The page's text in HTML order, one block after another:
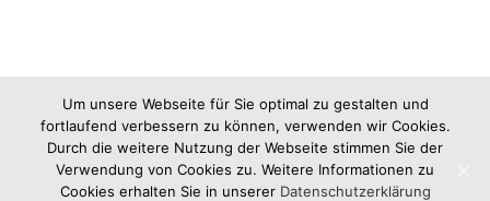
Um unsere Webseite für Sie optimal zu gestalten und
fortlaufend verbessern zu können, verwenden wir Cookies.
Durch die weitere Nutzung der Webseite stimmen Sie der
Verwendung von Cookies zu. Weitere Informationen zu
Cookies erhalten Sie in unserer Datenschutzerklärung